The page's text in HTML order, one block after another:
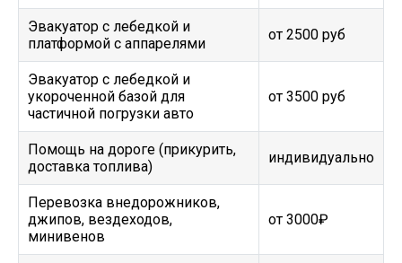
Эвакуатор с лебедкой и
платформой с аппарелями
от 2500 руб
Эвакуатор с лебедкой и
укороченной базой для
частичной погрузки авто
от 3500 руб
Помощь на дороге (прикурить,
доставка топлива)
индивидуально
Перевозка внедорожников,
джипов, вездеходов,
минивенов
от 3000₽